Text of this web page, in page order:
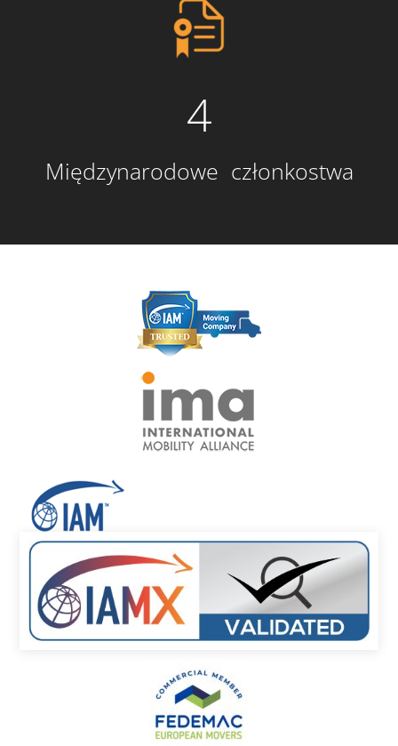
4
Międzynarodowe członkostwa